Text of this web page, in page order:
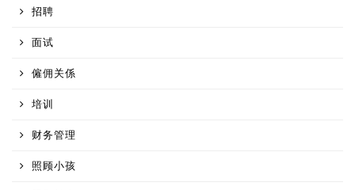
招聘
面试
僱佣关係
培训
财务管理
照顾小孩